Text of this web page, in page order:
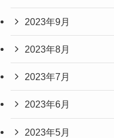
2023年9月
2023年8月
2023年7月
2023年6月
2023年5月